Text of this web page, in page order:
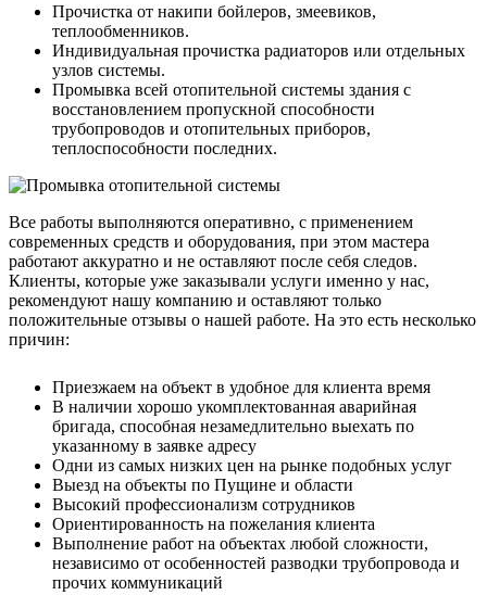
Прочистка от накипи бойлеров, змеевиков,
теплообменников.
Индивидуальная прочистка радиаторов или отдельных
узлов системы.
Промывка всей отопительной системы здания с
восстановлением пропускной способности
трубопроводов и отопительных приборов,
теплоспособности последних.
Все работы выполняются оперативно, с применением
современных средств и оборудования, при этом мастера
работают аккуратно и не оставляют после себя следов.
Клиенты, которые уже заказывали услуги именно у нас,
рекомендуют нашу компанию и оставляют только
положительные отзывы о нашей работе. На это есть несколько
причин:
Приезжаем на объект в удобное для клиента время
В наличии хорошо укомплектованная аварийная
бригада, способная незамедлительно выехать по
указанному в заявке адресу
Одни из самых низких цен на рынке подобных услуг
Выезд на объекты по Пущине и области
Высокий профессионализм сотрудников
Ориентированность на пожелания клиента
Выполнение работ на объектах любой сложности,
независимо от особенностей разводки трубопровода и
прочих коммуникаций